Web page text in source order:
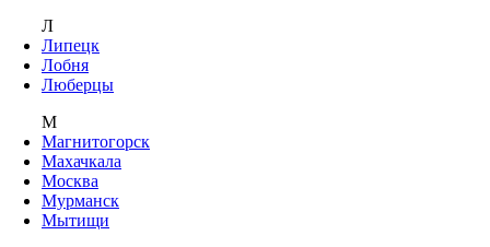
Л
Липецк
Лобня
Люберцы
М
Магнитогорск
Махачкала
Москва
Мурманск
Мытищи